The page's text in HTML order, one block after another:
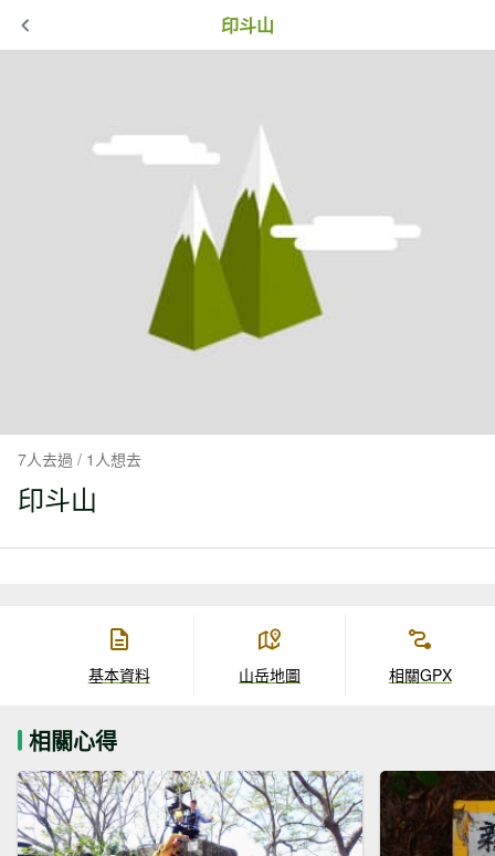
印斗山
7人去過 / 1人想去
印斗山
基本資料 山岳地圖 相關GPX
相關心得